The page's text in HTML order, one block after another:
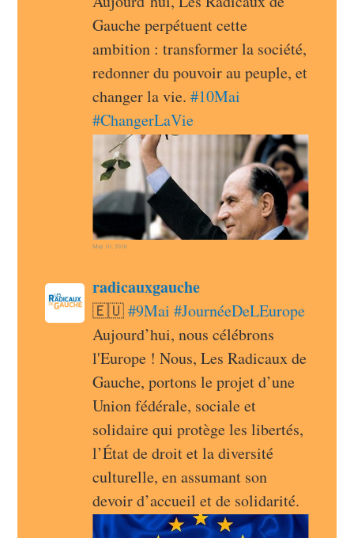
Gauche perpétuent cette
ambition : transformer la société,
redonner du pouvoir au peuple, et
changer la vie. #10Mai
#ChangerLaVie
May 10, 2026
radicauxgauche avatar
radicauxgauchepost
🇪🇺 #9Mai #JournéeDeLEurope
Aujourd’hui, nous célébrons
l'Europe ! Nous, Les Radicaux de
Gauche, portons le projet d’une
Union fédérale, sociale et
solidaire qui protège les libertés,
l’État de droit et la diversité
culturelle, en assumant son
devoir d’accueil et de solidarité.